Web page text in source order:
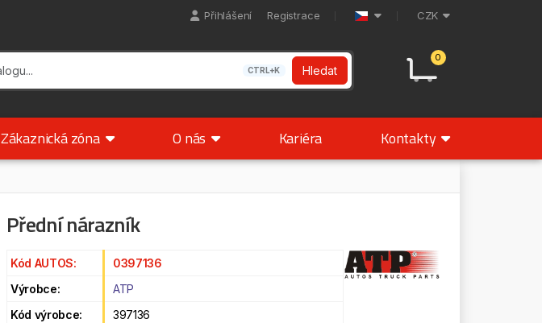
Přihlášení Registrace CZK
0
CTRL+K Hledat
Zákaznická zóna O nás Kariéra Kontakty
Přední nárazník
Kód AUTOS:
0397136
Výrobce:
ATP
Kód výrobce:
397136